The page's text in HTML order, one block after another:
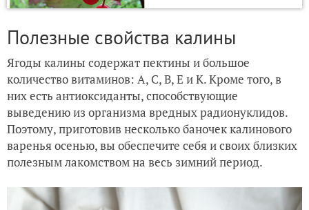
Полезные свойства калины
Ягоды калины содержат пектины и большое
количество витаминов: А, C, В, Е и К. Кроме того, в
них есть антиоксиданты, способствующие
выведению из организма вредных радионуклидов.
Поэтому, приготовив несколько баночек калинового
варенья осенью, вы обеспечите себя и своих близких
полезным лакомством на весь зимний период.